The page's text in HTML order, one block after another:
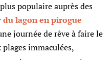
populaire auprès des
du lagon en pirogue
journée de rêve à faire le
immaculées,